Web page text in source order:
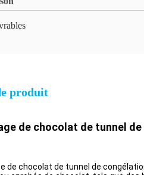
produit
de chocolat de tunnel
de chocolat de tunnel de